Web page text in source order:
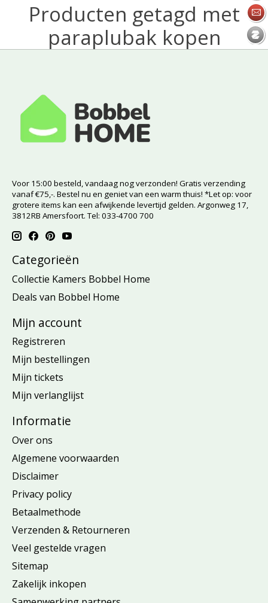
Producten getagd met
paraplubak kopen
Voor 15:00 besteld, vandaag nog verzonden! Gratis verzending
vanaf €75,-. Bestel nu en geniet van een warm thuis! *Let op: voor
grotere items kan een afwijkende levertijd gelden. Argonweg 17,
3812RB Amersfoort. Tel: 033-4700 700
Categorieën
Collectie Kamers Bobbel Home
Deals van Bobbel Home
Mijn account
Registreren
Mijn bestellingen
Mijn tickets
Mijn verlanglijst
Informatie
Over ons
Algemene voorwaarden
Disclaimer
Privacy policy
Betaalmethode
Verzenden & Retourneren
Veel gestelde vragen
Sitemap
Zakelijk inkopen